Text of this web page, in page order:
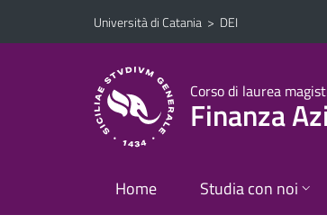
Vai al contenuto principale
Vai al menu di navigazione
Università di Catania > DEI
Corso di laurea
Finanza
Home Studia con noi